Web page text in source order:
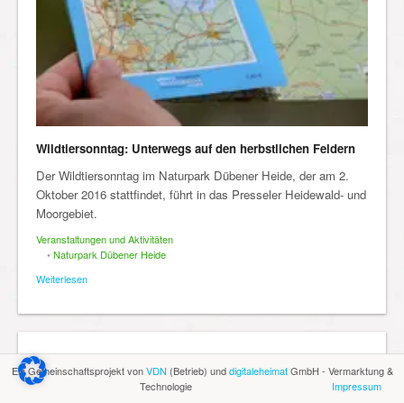
Wildtiersonntag: Unterwegs auf den herbstlichen Feldern
Der Wildtiersonntag im Naturpark Dübener Heide, der am 2.
Oktober 2016 stattfindet, führt in das Presseler Heidewald- und
Moorgebiet.
Veranstaltungen und Aktivitäten
• Naturpark Dübener Heide
Weiterlesen
Ein Gemeinschaftsprojekt vonVDN(Betrieb) unddigitaleheimatGmbH - Vermarktung &
Technologie
Impressum